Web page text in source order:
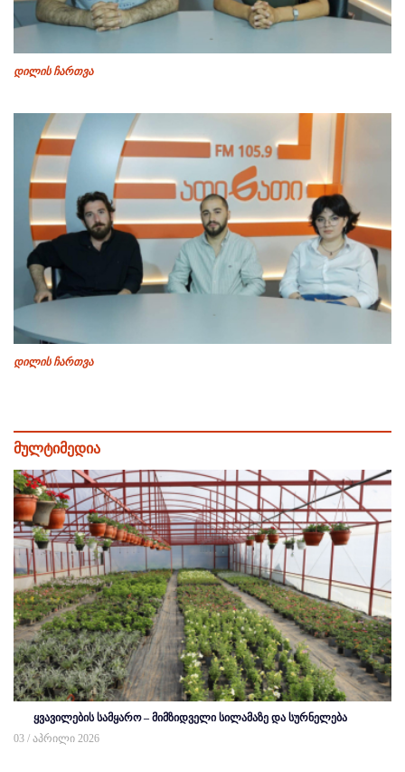
დილის ჩართვა
დილის ჩართვა
მულტიმედია
ყვავილების სამყარო – მიმზიდველი სილამაზე და სურნელება
03 / აპრილი 2026